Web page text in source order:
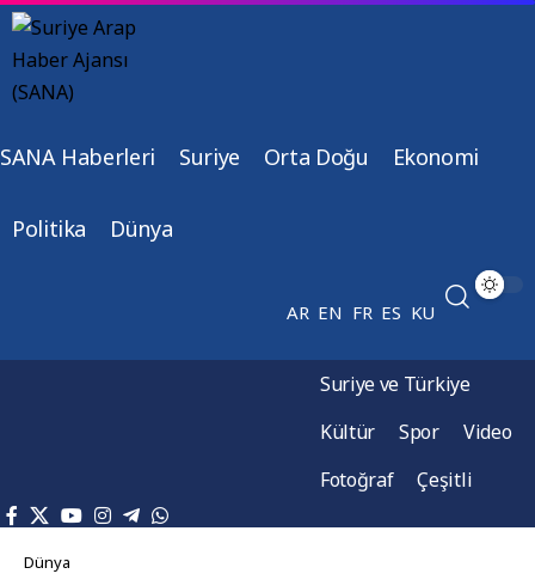
SANA Haberleri Suriye Orta Doğu Ekonomi
Politika Dünya
AR EN FR ES KU
Suriye ve Türkiye
Kültür
Spor
Video
Fotoğraf
Çeşitli
Dünya